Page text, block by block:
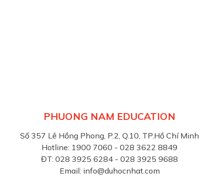
PHUONG NAM EDUCATION
Số 357 Lê Hồng Phong, P.2, Q.10, TP.Hồ Chí Minh
Hotline: 1900 7060 - 028 3622 8849
ĐT: 028 3925 6284 - 028 3925 9688
Email: info@duhocnhat.com